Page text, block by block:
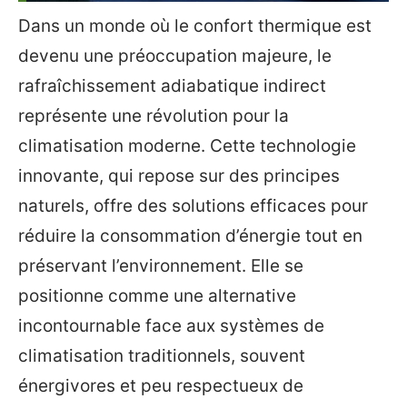
Dans un monde où le confort thermique est
devenu une préoccupation majeure, le
rafraîchissement adiabatique indirect
représente une révolution pour la
climatisation moderne. Cette technologie
innovante, qui repose sur des principes
naturels, offre des solutions efficaces pour
réduire la consommation d’énergie tout en
préservant l’environnement. Elle se
positionne comme une alternative
incontournable face aux systèmes de
climatisation traditionnels, souvent
énergivores et peu respectueux de